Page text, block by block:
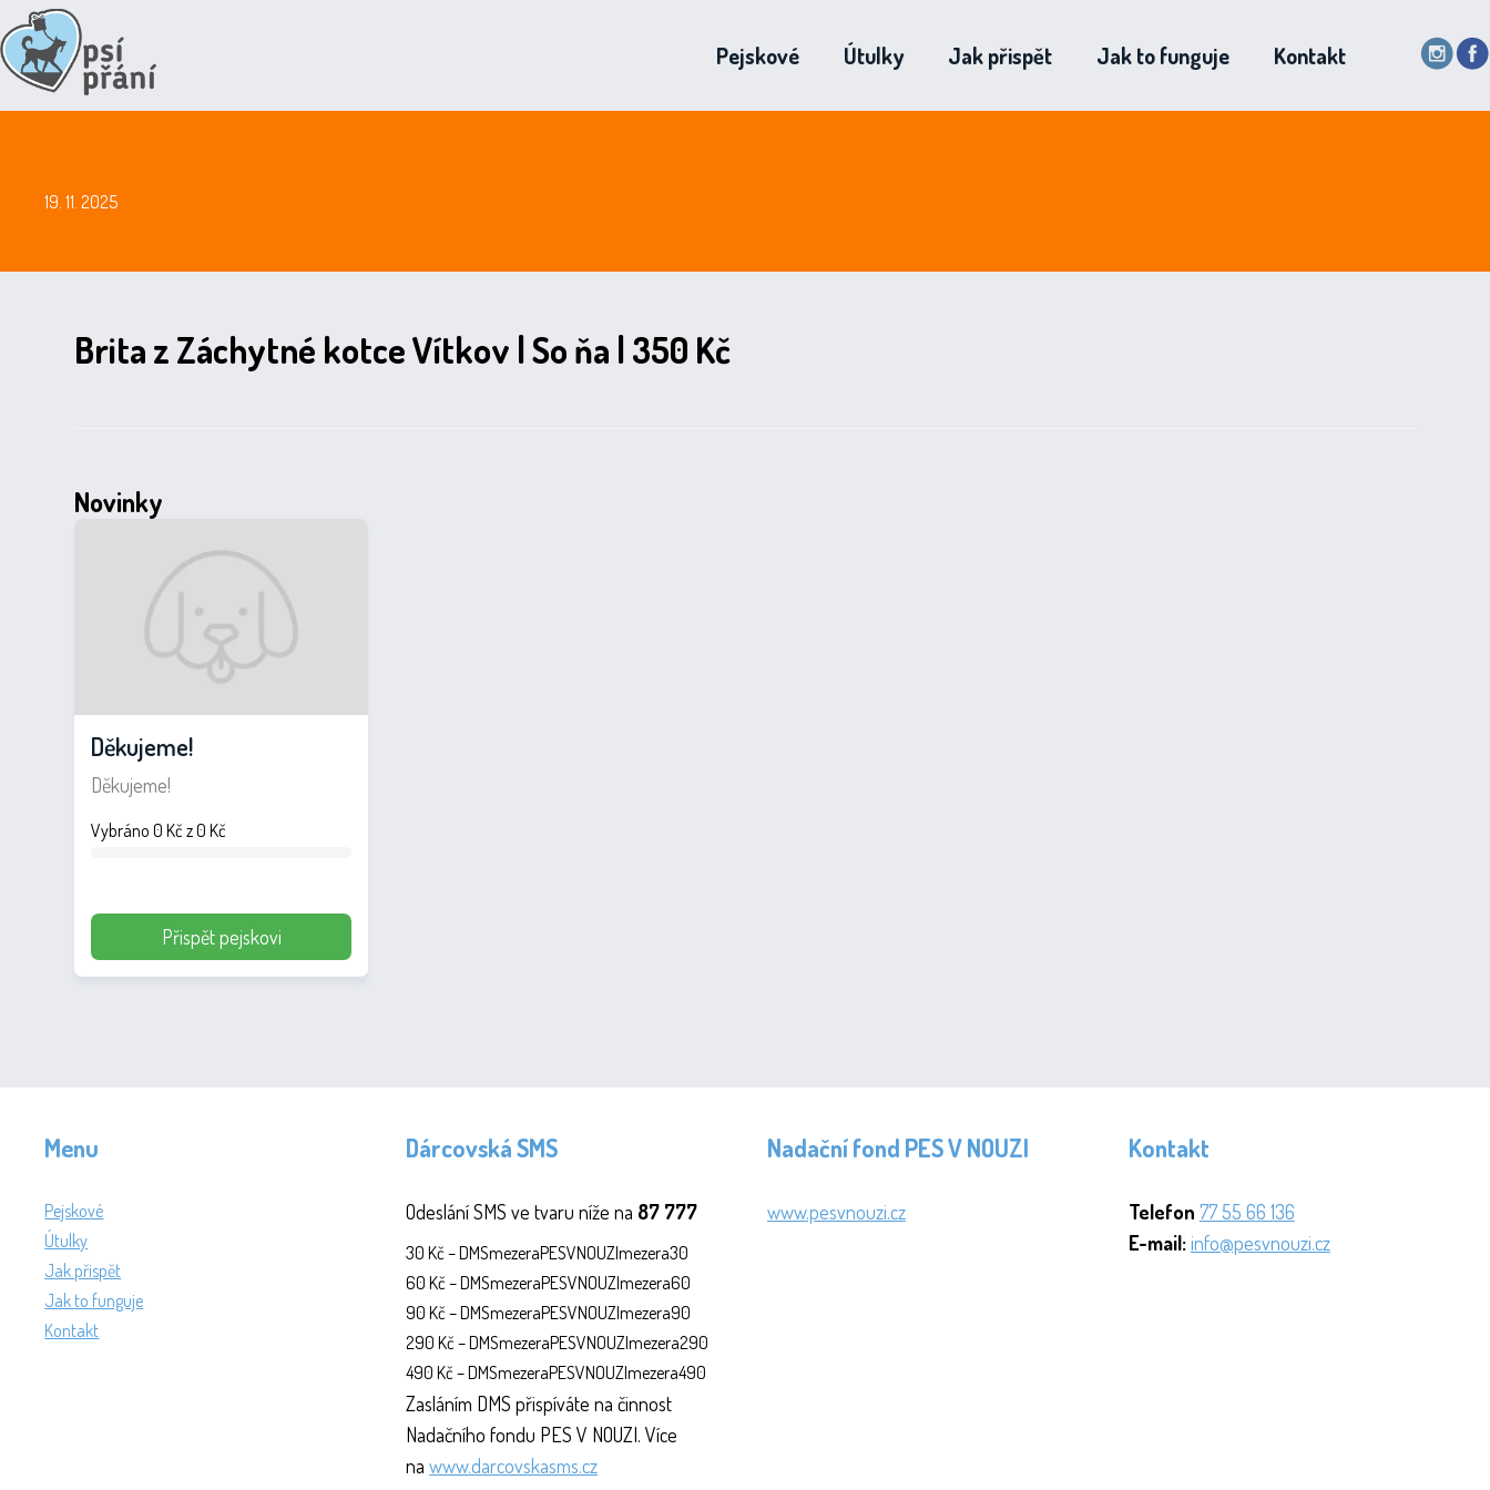
Pejskové Útulky Jak přispět Jak to funguje Kontakt
19. 11. 2025
Brita z Záchytné kotce Vítkov | So ňa | 350 Kč
Novinky
Děkujeme!
Děkujeme!
Vybráno 0 Kč z 0 Kč
Přispět pejskovi
Menu
Pejskové
Útulky
Jak přispět
Jak to funguje
Kontakt
Dárcovská SMS
Odeslání SMS ve tvaru níže na 87 777
30 Kč – DMSmezeraPESVNOUZImezera30
60 Kč – DMSmezeraPESVNOUZImezera60
90 Kč – DMSmezeraPESVNOUZImezera90
290 Kč – DMSmezeraPESVNOUZImezera290
490 Kč – DMSmezeraPESVNOUZImezera490
Zasláním DMS přispíváte na činnost
Nadačního fondu PES V NOUZI. Více
nawww.darcovskasms.cz
Nadační fond PES V NOUZI
www.pesvnouzi.cz
Kontakt
Telefon 77 55 66 136
E-mail:info@pesvnouzi.cz